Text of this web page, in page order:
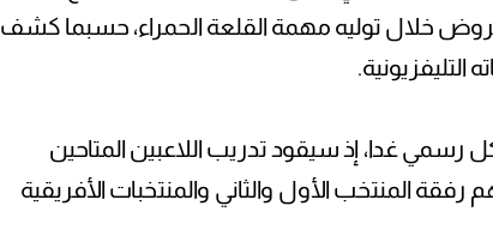
خلال توليه مهمة القلعة الحمراء، حسبما كشف
التليفزيونية.
غدا، إذ سيقود تدريب اللاعبين المتاحين
المنتخب الأول والثاني والمنتخبات الأفريقية